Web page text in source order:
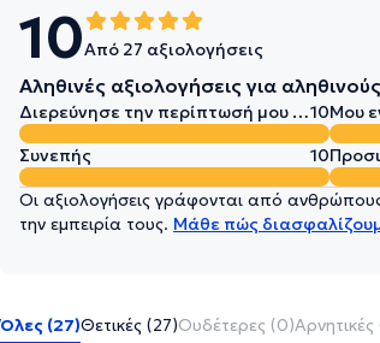
10Από 27 αξιολογήσεις
Αληθινές αξιολογήσεις για
Διερεύνησε την περίπτωσή μου σε βάθος10Μου
Συνεπής
10
Οι αξιολογήσεις γράφονται από
την εμπειρία τους. Μάθε πώς
Όλες (27)Θετικές (27)Ουδέτερες (0)